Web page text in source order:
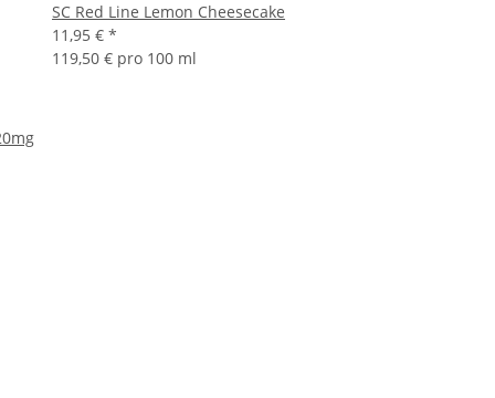
SC Red Line Lemon Cheesecake
11,95 € *
119,50 € pro 100 ml